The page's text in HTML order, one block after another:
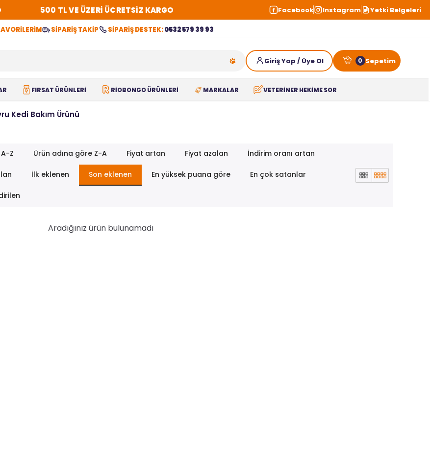
500 TL VE ÜZERİ ÜCRETSİZ KARGO Facebook Instagram Yetki Belgeleri
SİPARİŞ TAKİP SİPARİŞ DESTEK:0532 579 39 93
FIRSAT ÜRÜNLERİ RİOBONGO ÜRÜNLERİ MARKALAR VETERİNER HEKİME SOR
0
Kedi Bakım Ürünü
Z Ürün adına göre Z-A Fiyat artan Fiyat azalan İndirim oranı artan
İlk eklenen Son eklenen En yüksek puana göre En çok satanlar
Aradığınız ürün bulunamadı